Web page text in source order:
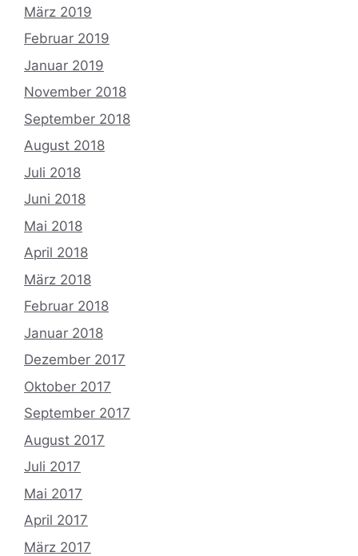
März 2019
Februar 2019
Januar 2019
November 2018
September 2018
August 2018
Juli 2018
Juni 2018
Mai 2018
April 2018
März 2018
Februar 2018
Januar 2018
Dezember 2017
Oktober 2017
September 2017
August 2017
Juli 2017
Mai 2017
April 2017
März 2017